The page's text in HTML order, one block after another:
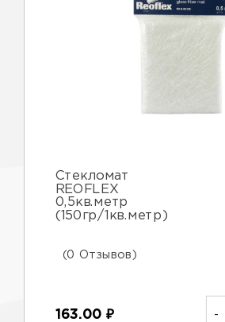
Стекломат
REOFLEX
0,5кв.метр
(150гр/1кв.метр)
(0 Отзывов)
163.00 ₽ -